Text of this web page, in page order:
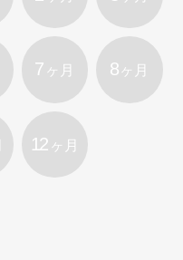
7 ヶ月 8 ヶ月
12 ヶ月